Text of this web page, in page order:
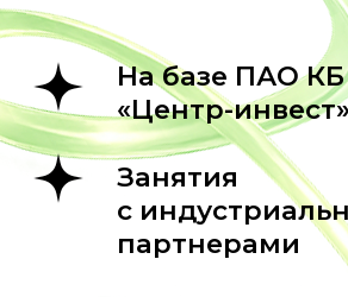
Занятия
с индустриальными
партнерами